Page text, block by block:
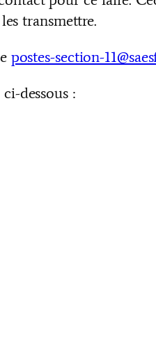
transmettre.
postes-section-
dessous :